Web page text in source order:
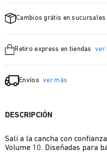
Cambios grátis en sucursales
Retiro express en tiendas ver
Envíos ver más
DESCRIPCIÓN
Salí a la cancha con
Volume 10. Diseñadas para